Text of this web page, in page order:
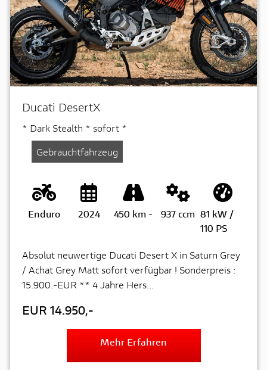
Ducati DesertX
* Dark Stealth * sofort *
Gebrauchtfahrzeug
Enduro 2024 450 km - 937 ccm 81 kW /
110 PS
Absolut neuwertige Ducati Desert X in Saturn Grey
/ Achat Grey Matt sofort verfügbar ! Sonderpreis :
15.900.-EUR ** 4 Jahre Hers...
EUR 14.950,-
Mehr Erfahren